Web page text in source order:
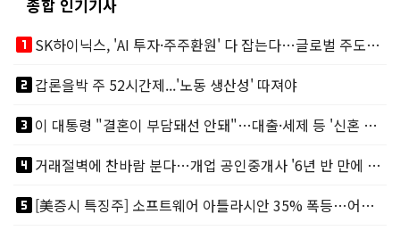
종합 인기기사
looks_one
SK하이닉스, 'AI 투자·주주환원' 다 잡는다…글로벌 주도권 굳히기
looks_two갑론을박 주 52시간제...'노동 생산성' 따져야
looks_3
이 대통령 "결혼이 부담돼선 안돼"…대출·세제 등 '신혼 걸림돌' 제거
looks_4
거래절벽에 찬바람 분다…개업 공인중개사 '6년 반 만에 최저'
looks_5
[美증시 특징주] 소프트웨어 아틀라시안 35% 폭등…어닝서프, 투자의견 줄줄이 상향